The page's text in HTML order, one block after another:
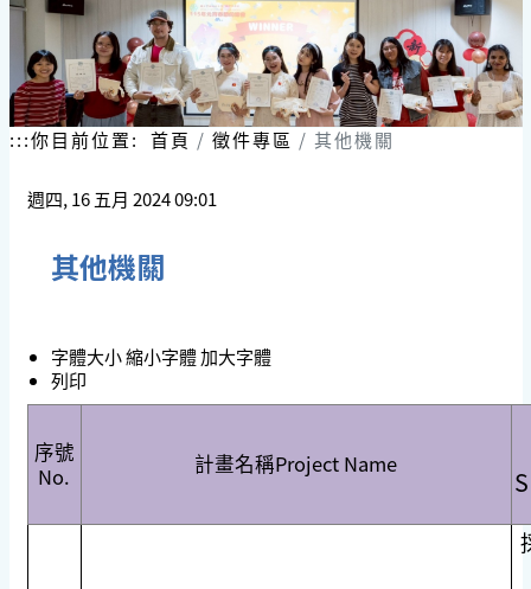
:::你目前位置: 首頁 徵件專區 其他機關
週四, 16 五月 2024 09:01
其他機關
字體大小縮小字體加大字體
列印
序號
No.
計畫名稱Project Name